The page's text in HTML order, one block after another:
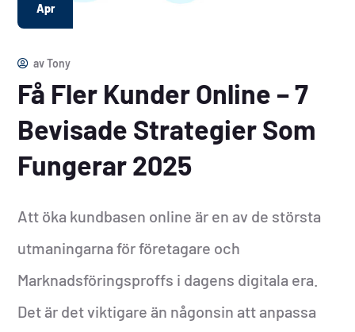
Apr
avTony
Få Fler Kunder Online – 7
Bevisade Strategier Som
Fungerar 2025
Att öka kundbasen online är en av de största
utmaningarna för företagare och
Marknadsföringsproffs i dagens digitala era.
Det är det viktigare än någonsin att anpassa